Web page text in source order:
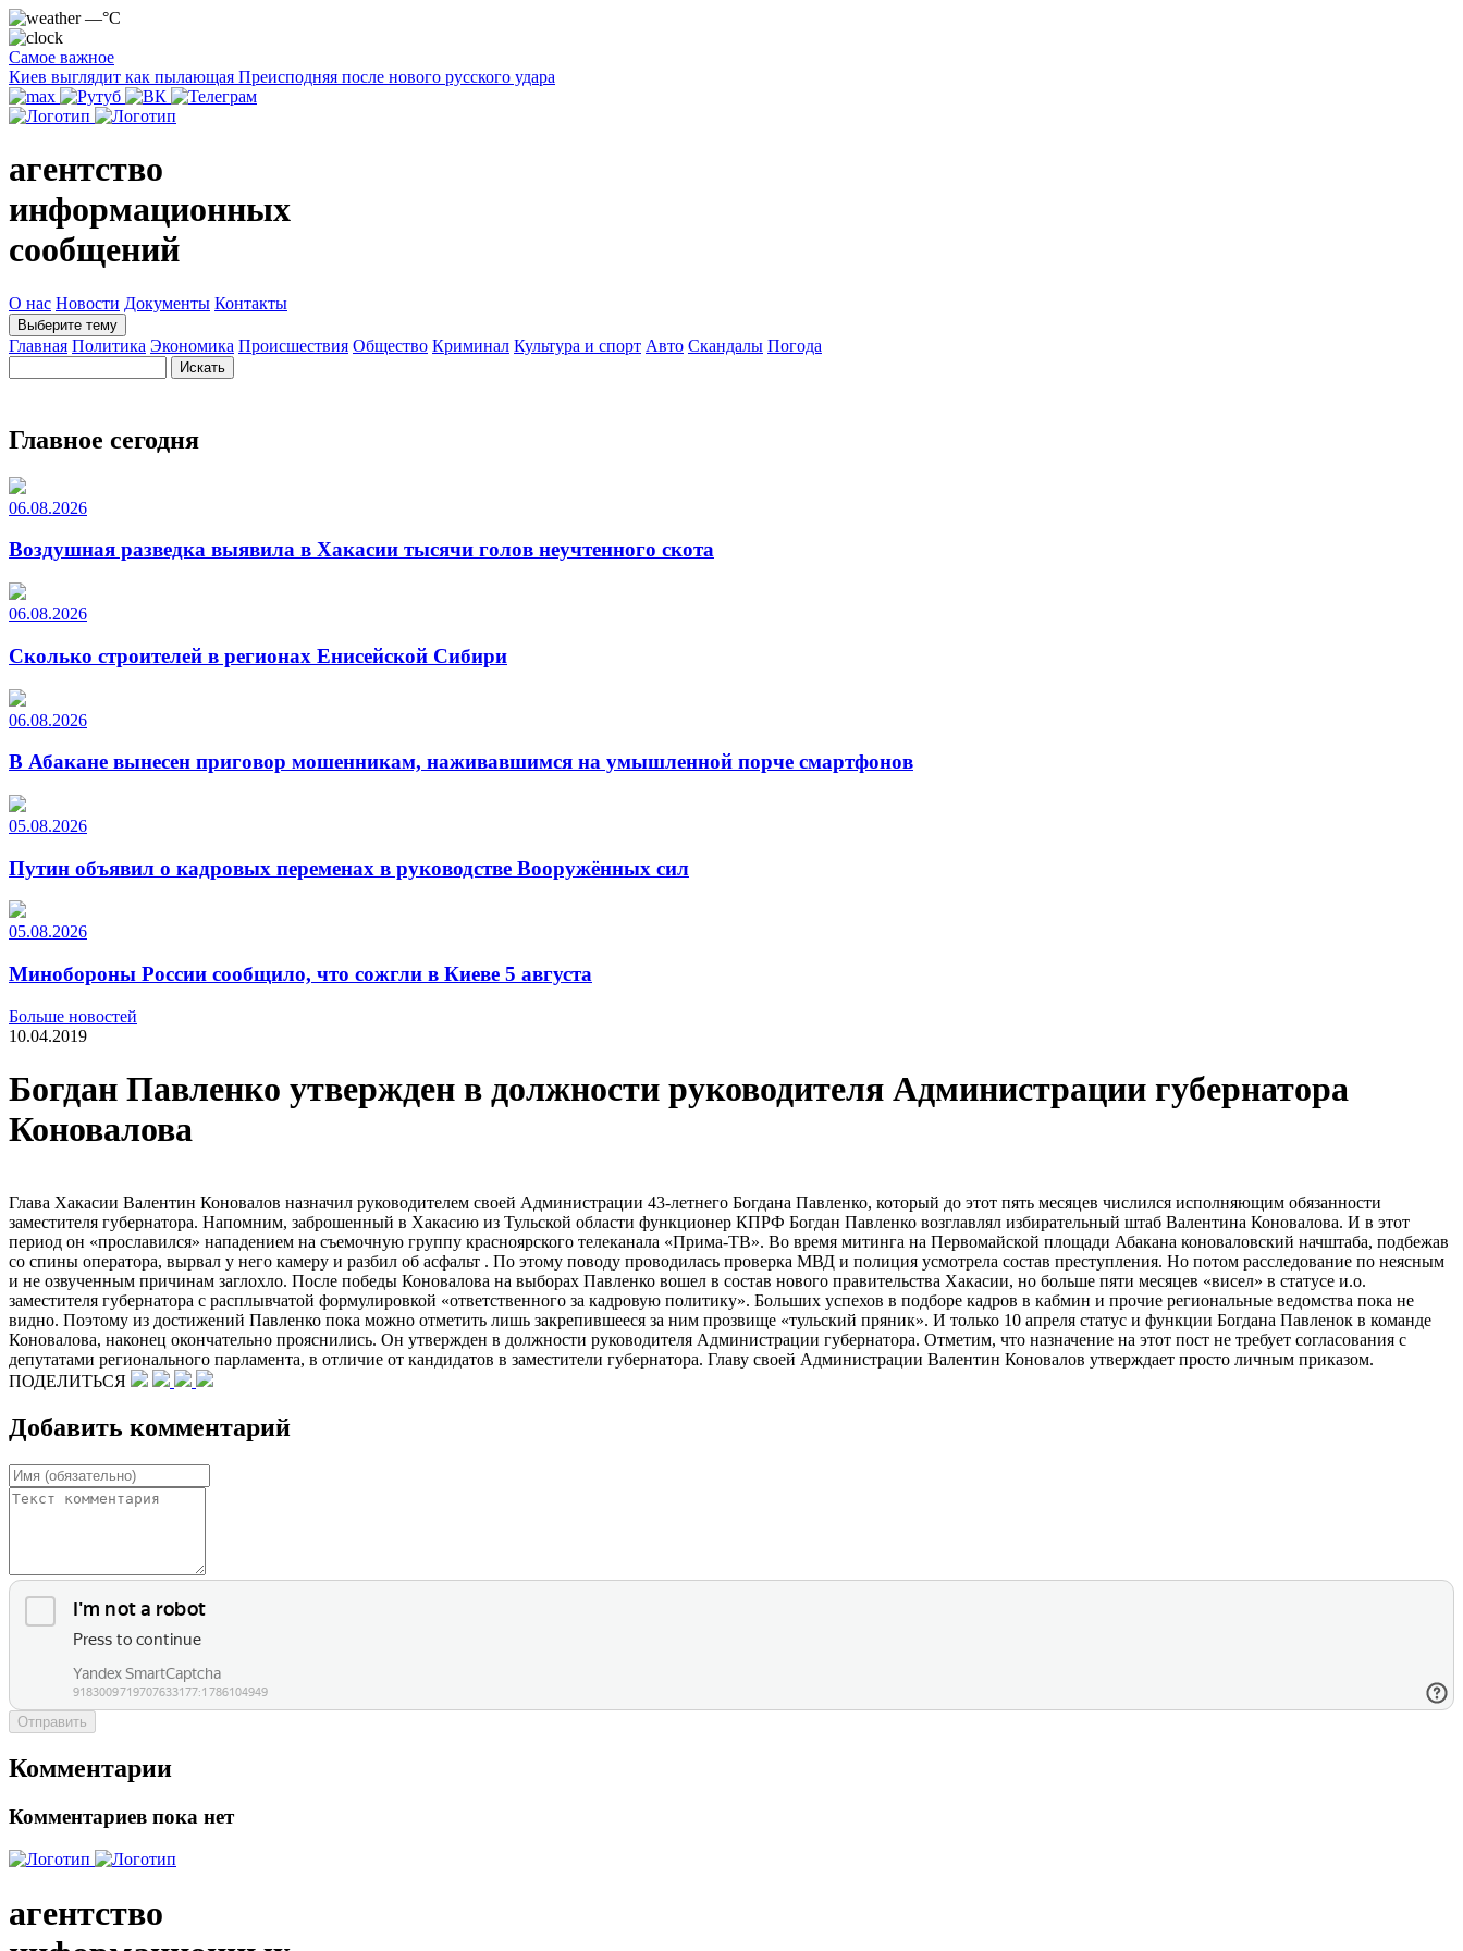
—°C
Самое важное
Киев выглядит как пылающая Преисподняя после нового русского удара
агентство
информационных
сообщений
О нас Новости Документы Контакты
Выберите тему
Главная Политика Экономика Происшествия Общество Криминал Культура и спорт Авто Скандалы Погода
Главное сегодня
06.08.2026
Воздушная разведка выявила в Хакасии тысячи голов неучтенного скота
06.08.2026
Сколько строителей в регионах Енисейской Сибири
06.08.2026
В Абакане вынесен приговор мошенникам, наживавшимся на умышленной порче смартфонов
05.08.2026
Путин объявил о кадровых переменах в руководстве Вооружённых сил
05.08.2026
Минобороны России сообщило, что сожгли в Киеве 5 августа
Больше новостей
10.04.2019
Богдан Павленко утвержден в должности руководителя Администрации губернатора
Коновалова
Глава Хакасии Валентин Коновалов назначил руководителем своей Администрации 43-летнего Богдана Павленко, который до этот пять месяцев числился исполняющим обязанности
заместителя губернатора. Напомним, заброшенный в Хакасию из Тульской области функционер КПРФ Богдан Павленко возглавлял избирательный штаб Валентина Коновалова. И в этот
период он «прославился» нападением на съемочную группу красноярского телеканала «Прима-ТВ». Во время митинга на Первомайской площади Абакана коноваловский начштаба, подбежав
со спины оператора, вырвал у него камеру и разбил об асфальт . По этому поводу проводилась проверка МВД и полиция усмотрела состав преступления. Но потом расследование по неясным
и не озвученным причинам заглохло. После победы Коновалова на выборах Павленко вошел в состав нового правительства Хакасии, но больше пяти месяцев «висел» в статусе и.о.
заместителя губернатора с расплывчатой формулировкой «ответственного за кадровую политику». Больших успехов в подборе кадров в кабмин и прочие региональные ведомства пока не
видно. Поэтому из достижений Павленко пока можно отметить лишь закрепившееся за ним прозвище «тульский пряник». И только 10 апреля статус и функции Богдана Павленок в команде
Коновалова, наконец окончательно прояснились. Он утвержден в должности руководителя Администрации губернатора. Отметим, что назначение на этот пост не требует согласования с
депутатами регионального парламента, в отличие от кандидатов в заместители губернатора. Главу своей Администрации Валентин Коновалов утверждает просто личным приказом.
ПОДЕЛИТЬСЯ
Добавить комментарий
Отправить
Комментарии
Комментариев пока нет
агентство